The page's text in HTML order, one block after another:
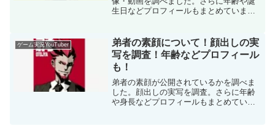
生日などプロフィールもまとめていま
ゲーム実況YouTuber
弟者の素顔について！顔出しの実
写を調査！年齢などプロフィール
も！
弟者の素顔が公開されているかを調べま
した。顔出しの実写を調査。さらに年齢
や身長などプロフィールもまとめていま